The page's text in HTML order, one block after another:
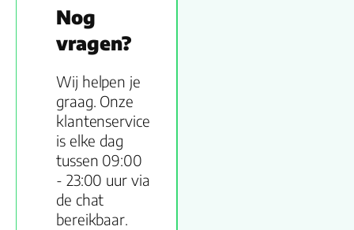
Nog
vragen?
Wij helpen je
graag. Onze
klantenservice
is elke dag
tussen 09:00
- 23:00 uur via
de chat
bereikbaar.